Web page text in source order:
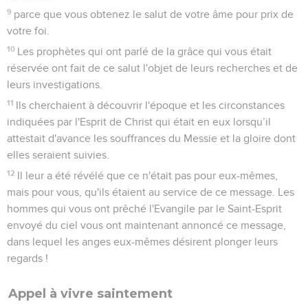
9 parce que vous obtenez le salut de votre âme pour prix de
votre foi.
10 Les prophètes qui ont parlé de la grâce qui vous était
réservée ont fait de ce salut l'objet de leurs recherches et de
leurs investigations.
11 Ils cherchaient à découvrir l'époque et les circonstances
indiquées par l'Esprit de Christ qui était en eux lorsqu’il
attestait d'avance les souffrances du Messie et la gloire dont
elles seraient suivies.
12 Il leur a été révélé que ce n'était pas pour eux-mêmes,
mais pour vous, qu'ils étaient au service de ce message. Les
hommes qui vous ont prêché l'Evangile par le Saint-Esprit
envoyé du ciel vous ont maintenant annoncé ce message,
dans lequel les anges eux-mêmes désirent plonger leurs
regards !
Appel à vivre saintement